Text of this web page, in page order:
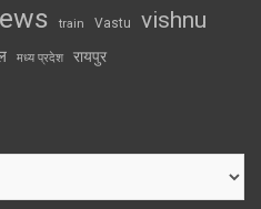
train Vastu vishnu
मध्य प्रदेश रायपुर